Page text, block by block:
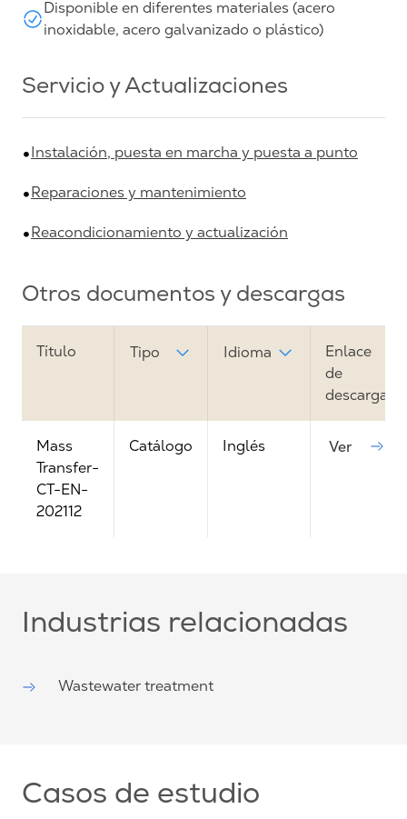
Disponible en diferentes materiales (acero
inoxidable, acero galvanizado o plástico)
Servicio y Actualizaciones
Instalación, puesta en marcha y puesta a punto
Reparaciones y mantenimiento
Reacondicionamiento y actualización
Otros documentos y descargas
Título Tipo Idioma
Enlace
de
descarga
Mass
Transfer-
CT-EN-
202112
Catálogo Inglés Ver
Industrias relacionadas
Wastewater treatment
Casos de estudio